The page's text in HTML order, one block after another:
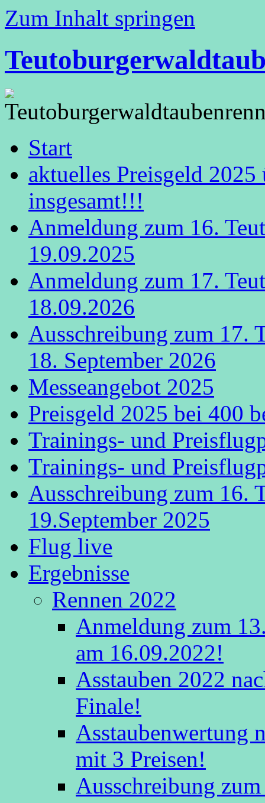
Zum Inhalt springen
Start
aktuelles Preisgeld
insgesamt!!!
Anmeldung zum 16.
19.09.2025
Anmeldung zum 17.
18.09.2026
Ausschreibung zum 17.
18. September 2026
Messeangebot 2025
Preisgeld 2025 bei 400
Trainings- und
Trainings- und
Ausschreibung zum 16.
19.September 2025
Flug live
Ergebnisse
Rennen 2022
Anmeldung zum
am 16.09.2022!
Asstauben 2022
Finale!
Asstaubenwertung
mit 3 Preisen!
Ausschreibung